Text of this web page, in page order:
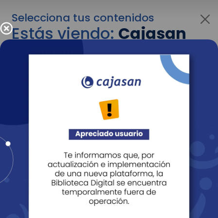
Selecciona tus contenidos
Estás viendo:Cajasan
para empresas
Para cambiar al contenido de tu interés más
adelante recuerda utilizar el menú
Entendido